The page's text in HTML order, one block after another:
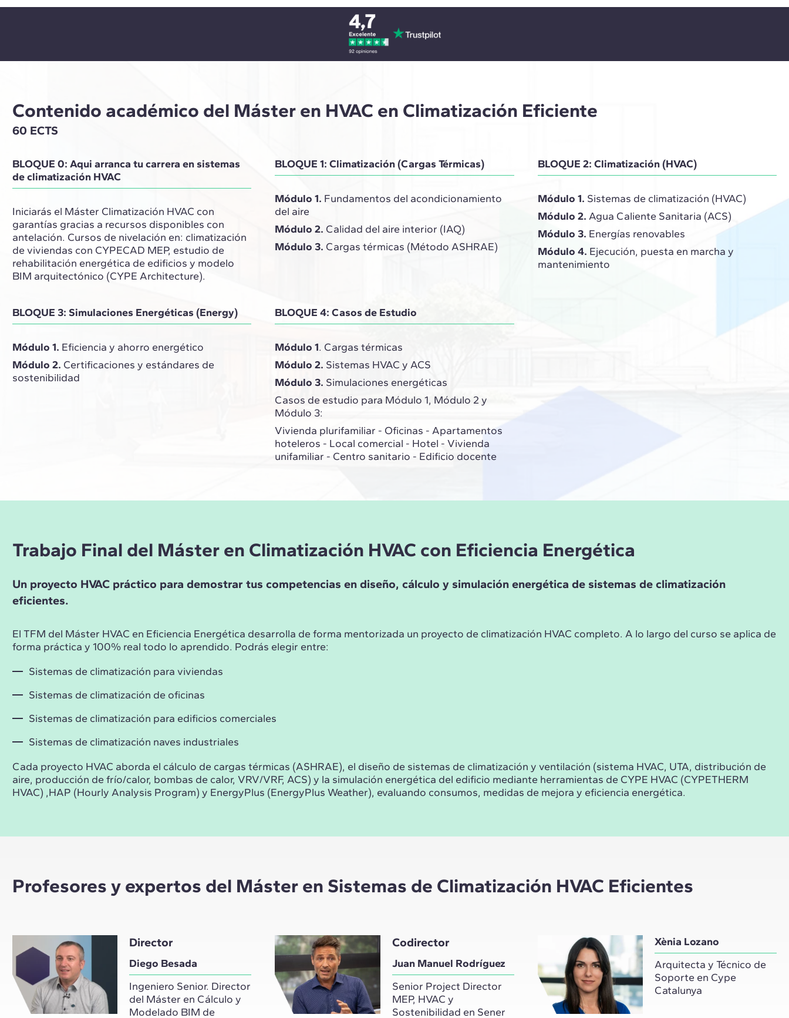
Contenido académico del Máster en HVAC en Climatización Eficiente
60 ECTS
BLOQUE 0: Aqui arranca tu carrera en sistemas
de climatización HVAC
Iniciarás el Máster Climatización HVAC con
garantías gracias a recursos disponibles con
antelación. Cursos de nivelación en: climatización
de viviendas con CYPECAD MEP, estudio de
rehabilitación energética de edificios y modelo
BIM arquitectónico (CYPE Architecture).
BLOQUE 1: Climatización (Cargas Térmicas)
Módulo 1. Fundamentos del acondicionamiento
del aire
Módulo 2. Calidad del aire interior (IAQ)
Módulo 3. Cargas térmicas (Método ASHRAE)
BLOQUE 2: Climatización (HVAC)
Módulo 1. Sistemas de climatización (HVAC)
Módulo 2. Agua Caliente Sanitaria (ACS)
Módulo 3. Energías renovables
Módulo 4. Ejecución, puesta en marcha y
mantenimiento
BLOQUE 3: Simulaciones Energéticas (Energy)
Módulo 1. Eficiencia y ahorro energético
Módulo 2. Certificaciones y estándares de
sostenibilidad
BLOQUE 4: Casos de Estudio
Módulo 1. Cargas térmicas
Módulo 2. Sistemas HVAC y ACS
Módulo 3. Simulaciones energéticas
Casos de estudio para Módulo 1, Módulo 2 y
Módulo 3:
Vivienda plurifamiliar - Oficinas - Apartamentos
hoteleros - Local comercial - Hotel - Vivienda
unifamiliar - Centro sanitario - Edificio docente
Trabajo Final del Máster en Climatización HVAC con Eficiencia Energética
Un proyecto HVAC práctico para demostrar tus competencias en diseño, cálculo y simulación energética de sistemas de climatización
eficientes.
El TFM del Máster HVAC en Eficiencia Energética desarrolla de forma mentorizada un proyecto de climatización HVAC completo. A lo largo del curso se aplica de
forma práctica y 100% real todo lo aprendido. Podrás elegir entre:
Sistemas de climatización para viviendas
Sistemas de climatización de oficinas
Sistemas de climatización para edificios comerciales
Sistemas de climatización naves industriales
Cada proyecto HVAC aborda el cálculo de cargas térmicas (ASHRAE), el diseño de sistemas de climatización y ventilación (sistema HVAC, UTA, distribución de
aire, producción de frío/calor, bombas de calor, VRV/VRF, ACS) y la simulación energética del edificio mediante herramientas de CYPE HVAC (CYPETHERM
HVAC) ,HAP (Hourly Analysis Program) y EnergyPlus (EnergyPlus Weather), evaluando consumos, medidas de mejora y eficiencia energética.
Profesores y expertos del Máster en Sistemas de Climatización HVAC Eficientes
Director
Diego Besada
Ingeniero Senior. Director
del Máster en Cálculo y
Modelado BIM de
Codirector
Juan Manuel Rodríguez
Senior Project Director
MEP, HVAC y
Sostenibilidad en Sener
Xènia Lozano
Arquitecta y Técnico de
Soporte en Cype
Catalunya